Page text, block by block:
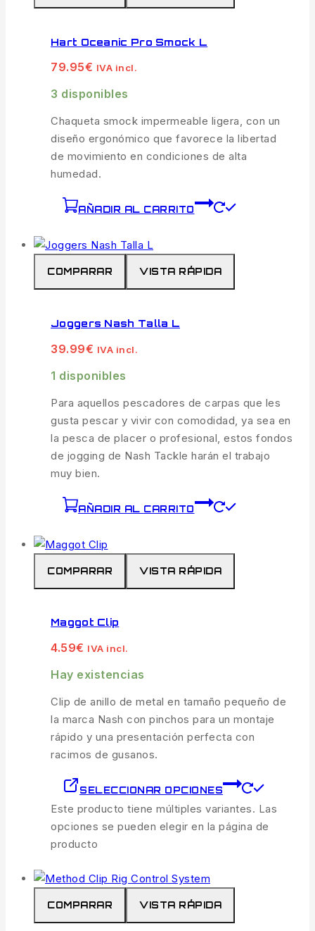
Hart Oceanic Pro Smock L
79.95€ IVA incl.
3 disponibles
Chaqueta smock impermeable ligera, con un
diseño ergonómico que favorece la libertad
de movimiento en condiciones de alta
humedad.
AÑADIR AL CARRITO
COMPARAR VISTA RÁPIDA
Joggers Nash Talla L
39.99€ IVA incl.
1 disponibles
Para aquellos pescadores de carpas que les
gusta pescar y vivir con comodidad, ya sea en
la pesca de placer o profesional, estos fondos
de jogging de Nash Tackle harán el trabajo
muy bien.
AÑADIR AL CARRITO
COMPARAR VISTA RÁPIDA
Maggot Clip
4.59€ IVA incl.
Hay existencias
Clip de anillo de metal en tamaño pequeño de
la marca Nash con pinchos para un montaje
rápido y una presentación perfecta con
racimos de gusanos.
SELECCIONAR OPCIONES
Este producto tiene múltiples variantes. Las
opciones se pueden elegir en la página de
producto
COMPARAR VISTA RÁPIDA